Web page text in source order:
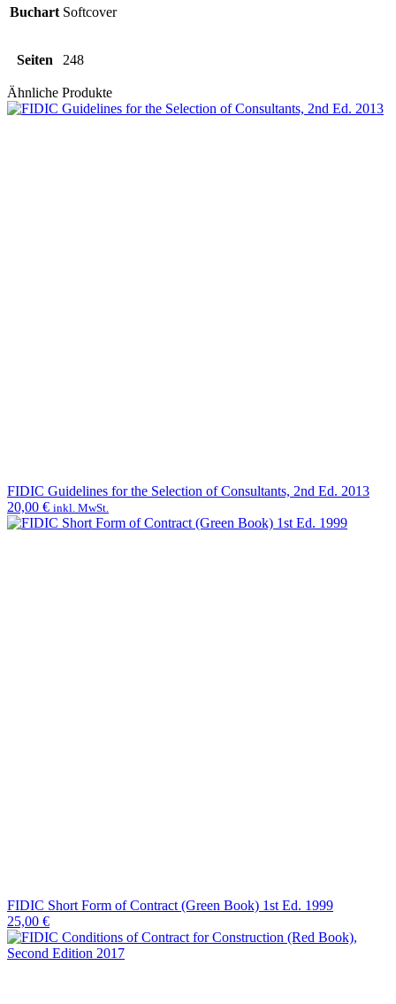
Buchart Softcover
Seiten 248
Ähnliche Produkte
FIDIC Guidelines for the Selection of Consultants, 2nd Ed. 2013
20,00 € inkl. MwSt.
FIDIC Short Form of Contract (Green Book) 1st Ed. 1999
25,00 €